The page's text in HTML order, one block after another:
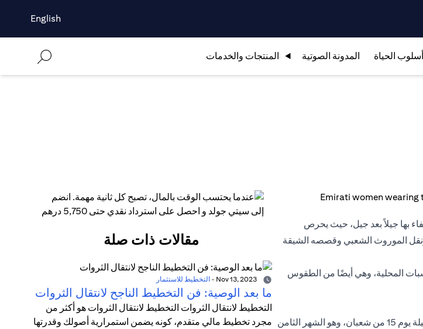
English
أسلوب الحياة المدونة الصوتية المنتجات والخدمات
بها جيلاً بعد جيل، حيث يحرص
ونقل الموروث الشعبي وقصصه الشيقة
المحلية، وهي أيضًا من الطقوس
يحتفل الإماراتيون بأغلب مناسباتهم وأعيادهم وفقًا للتقويم الإسلامي الهجري، ويوافق حق الليلة يوم 15 من شعبان، وهو الشهر الثامن
مقالات ذات صلة
- التخطيط للاستثمار
ما بعد الوصية: فن التخطيط الناجح لانتقال الثروات
التخطيط لانتقال الثروات التخطيط لانتقال الثروات هو أكثر من
مجرد تخطيط مالي متقدم، كونه يضمن استمرارية أصولك وقدرتها